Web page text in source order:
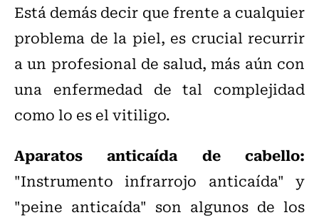
Está demás decir que frente a cualquier
problema de la piel, es crucial recurrir
a un profesional de salud, más aún con
una enfermedad de tal complejidad
como lo es el vitiligo.
Aparatos anticaída de cabello:
"Instrumento infrarrojo anticaída" y
"peine anticaída" son algunos de los